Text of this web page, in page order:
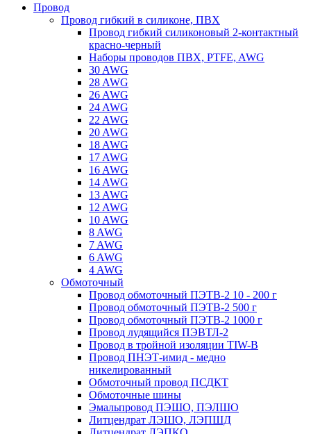
Провод
Провод гибкий в силиконе, ПВХ
Провод гибкий силиконовый 2-контактный
красно-черный
Наборы проводов ПВХ, PTFE, AWG
30 AWG
28 AWG
26 AWG
24 AWG
22 AWG
20 AWG
18 AWG
17 AWG
16 AWG
14 AWG
13 AWG
12 AWG
10 AWG
8 AWG
7 AWG
6 AWG
4 AWG
Обмоточный
Провод обмоточный ПЭТВ-2 10 - 200 г
Провод обмоточный ПЭТВ-2 500 г
Провод обмоточный ПЭТВ-2 1000 г
Провод лудящийся ПЭВТЛ-2
Провод в тройной изоляции TIW-B
Провод ПНЭТ-имид - медно
никелированный
Обмоточный провод ПСДКТ
Обмоточные шины
Эмальпровод ПЭШО, ПЭЛШО
Литцендрат ЛЭШО, ЛЭПШД